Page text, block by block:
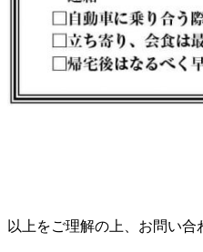
以上をご理解の上、お問い合